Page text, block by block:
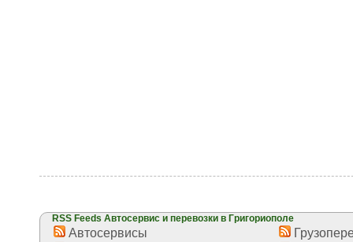
RSS Feeds Автосервис и перевозки в Григориополе
Автосервисы